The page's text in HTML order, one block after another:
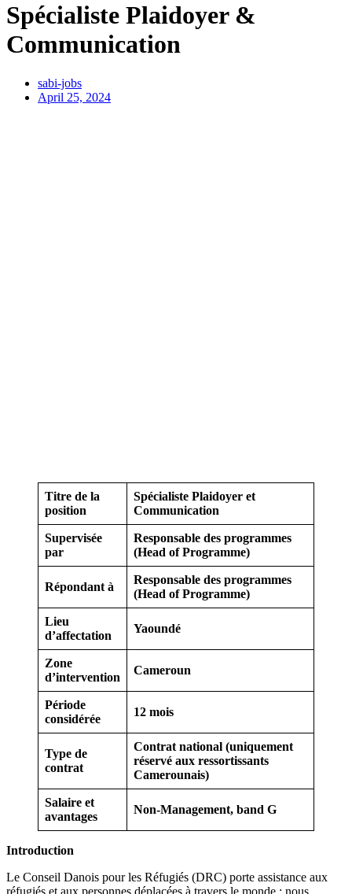
Spécialiste Plaidoyer &
Communication
sabi-jobs
April 25, 2024
Titre de la
position
Spécialiste Plaidoyer et
Communication
Supervisée
par
Responsable des programmes
(Head of Programme)
Répondant à
Responsable des programmes
(Head of Programme)
Lieu
d’affectation
Yaoundé
Zone
d’intervention
Cameroun
Période
considérée
12 mois
Type de
contrat
Contrat national (uniquement
réservé aux ressortissants
Camerounais)
Salaire et
avantages
Non-Management, band G
Introduction
Le Conseil Danois pour les Réfugiés (DRC) porte assistance aux
réfugiés et aux personnes déplacées à travers le monde : nous